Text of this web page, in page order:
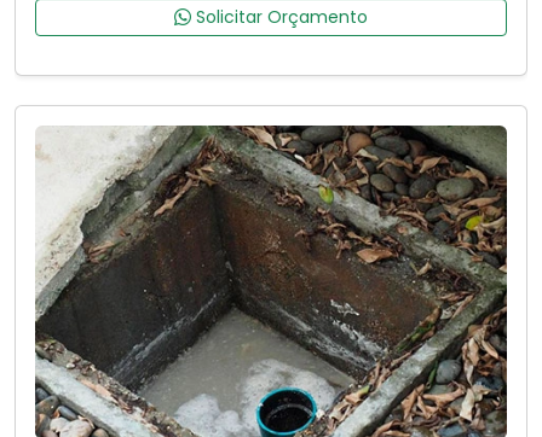
Solicitar Orçamento